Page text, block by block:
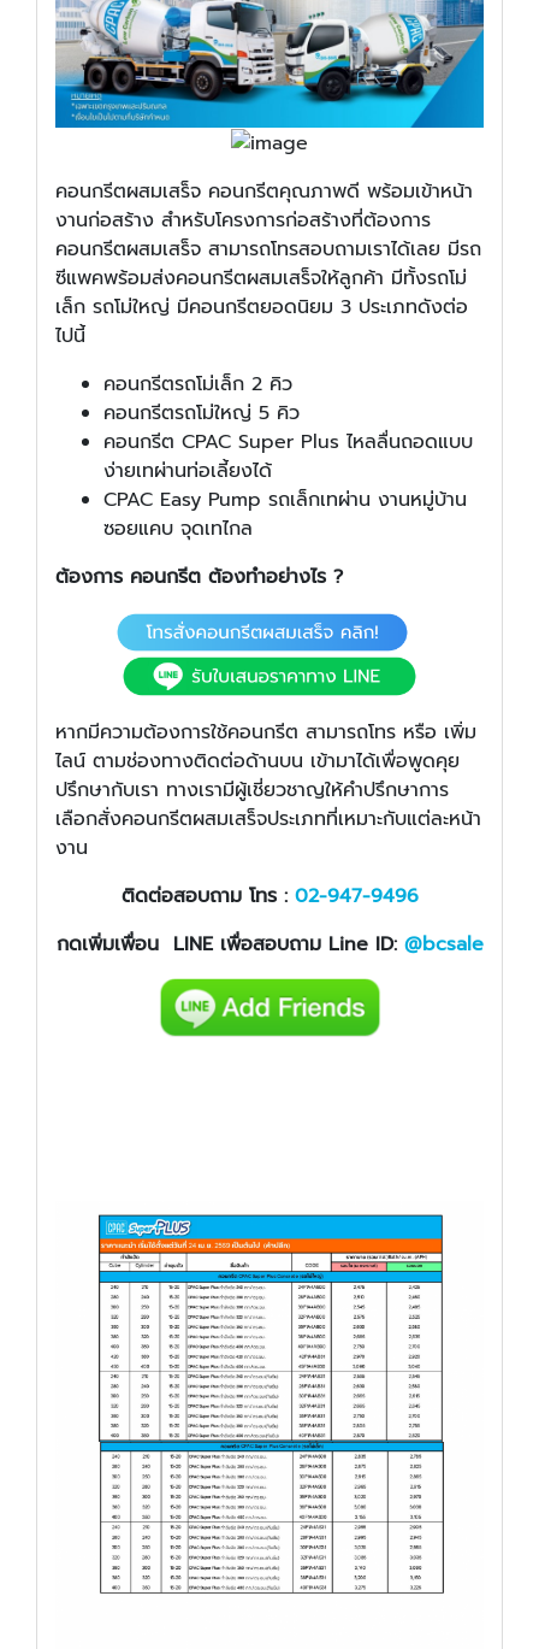
คอนกรีตผสมเสร็จ คอนกรีตคุณภาพดี พร้อมเข้าหน้า
งานก่อสร้าง สำหรับโครงการก่อสร้างที่ต้องการ
คอนกรีตผสมเสร็จ สามารถโทรสอบถามเราได้เลย มีรถ
ซีแพคพร้อมส่งคอนกรีตผสมเสร็จให้ลูกค้า มีทั้งรถโม่
เล็ก รถโม่ใหญ่ มีคอนกรีตยอดนิยม 3 ประเภทดังต่อ
ไปนี้
คอนกรีตรถโม่เล็ก 2 คิว
คอนกรีตรถโม่ใหญ่ 5 คิว
คอนกรีต CPAC Super Plus ไหลลื่นถอดแบบ
ง่ายเทผ่านท่อเลี้ยงได้
CPAC Easy Pump รถเล็กเทผ่าน งานหมู่บ้าน
ซอยแคบ จุดเทไกล
ต้องการ คอนกรีต ต้องทำอย่างไร ?
หากมีความต้องการใช้คอนกรีต สามารถโทร หรือ เพิ่ม
ไลน์ ตามช่องทางติดต่อด้านบน เข้ามาได้เพื่อพูดคุย
ปรึกษากับเรา ทางเรามีผู้เชี่ยวชาญให้คำปรึกษาการ
เลือกสั่งคอนกรีตผสมเสร็จประเภทที่เหมาะกับแต่ละหน้า
งาน
ติดต่อสอบถาม โทร : 02-947-9496
กดเพิ่มเพื่อน LINE เพื่อสอบถาม Line ID: @bcsale